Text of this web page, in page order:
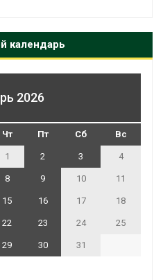
календарь
2026
Чт Пт Сб Вс
1 2 3 4
8 9 10 11
15 16 17 18
22 23 24 25
29 30
31